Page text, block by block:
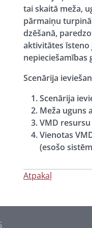
tai skaitā meža,
pārmaiņu
dzēšanā,
aktivitātes īsteno
Scenārija
Scenārija
Meža uguns
VMD
Vienotas
(esošo
Atpakaļ